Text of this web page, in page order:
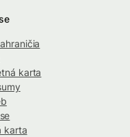
karta
karta